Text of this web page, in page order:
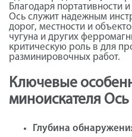
Благодаря портативности
Ось служит надежным
дорог, местности и
чугуна и других
критическую роль в для
разминировочных работ.
Ключевые
миноискателя Ось
Глубина